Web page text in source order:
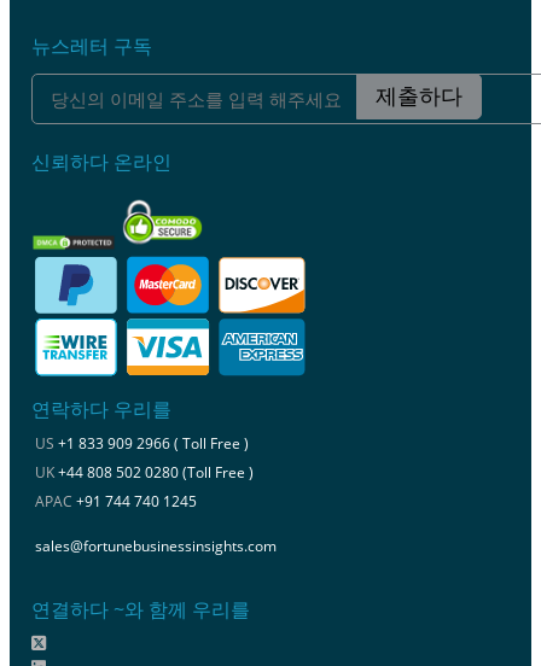
뉴스레터 구독
제출하다
신뢰하다 온라인
연락하다 우리를
US +1 833 909 2966 ( Toll Free )
UK+44 808 502 0280 (Toll Free )
APAC +91 744 740 1245
sales@fortunebusinessinsights.com
연결하다 ~와 함께 우리를